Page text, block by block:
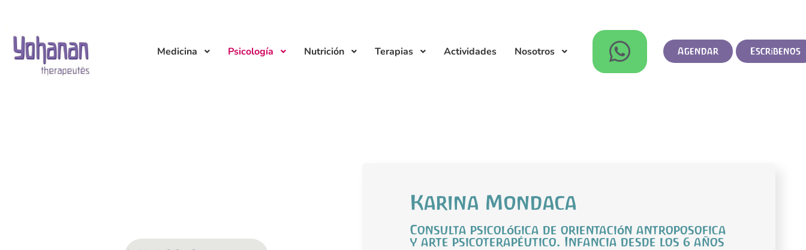
Medicina Psicología Nutrición Terapias Actividades Nosotros Agendar Escríbenos
Karina Mondaca
Consulta psicológica de orientación antroposofica
y arte psicoterapéutico. Infancia desde los 6 años